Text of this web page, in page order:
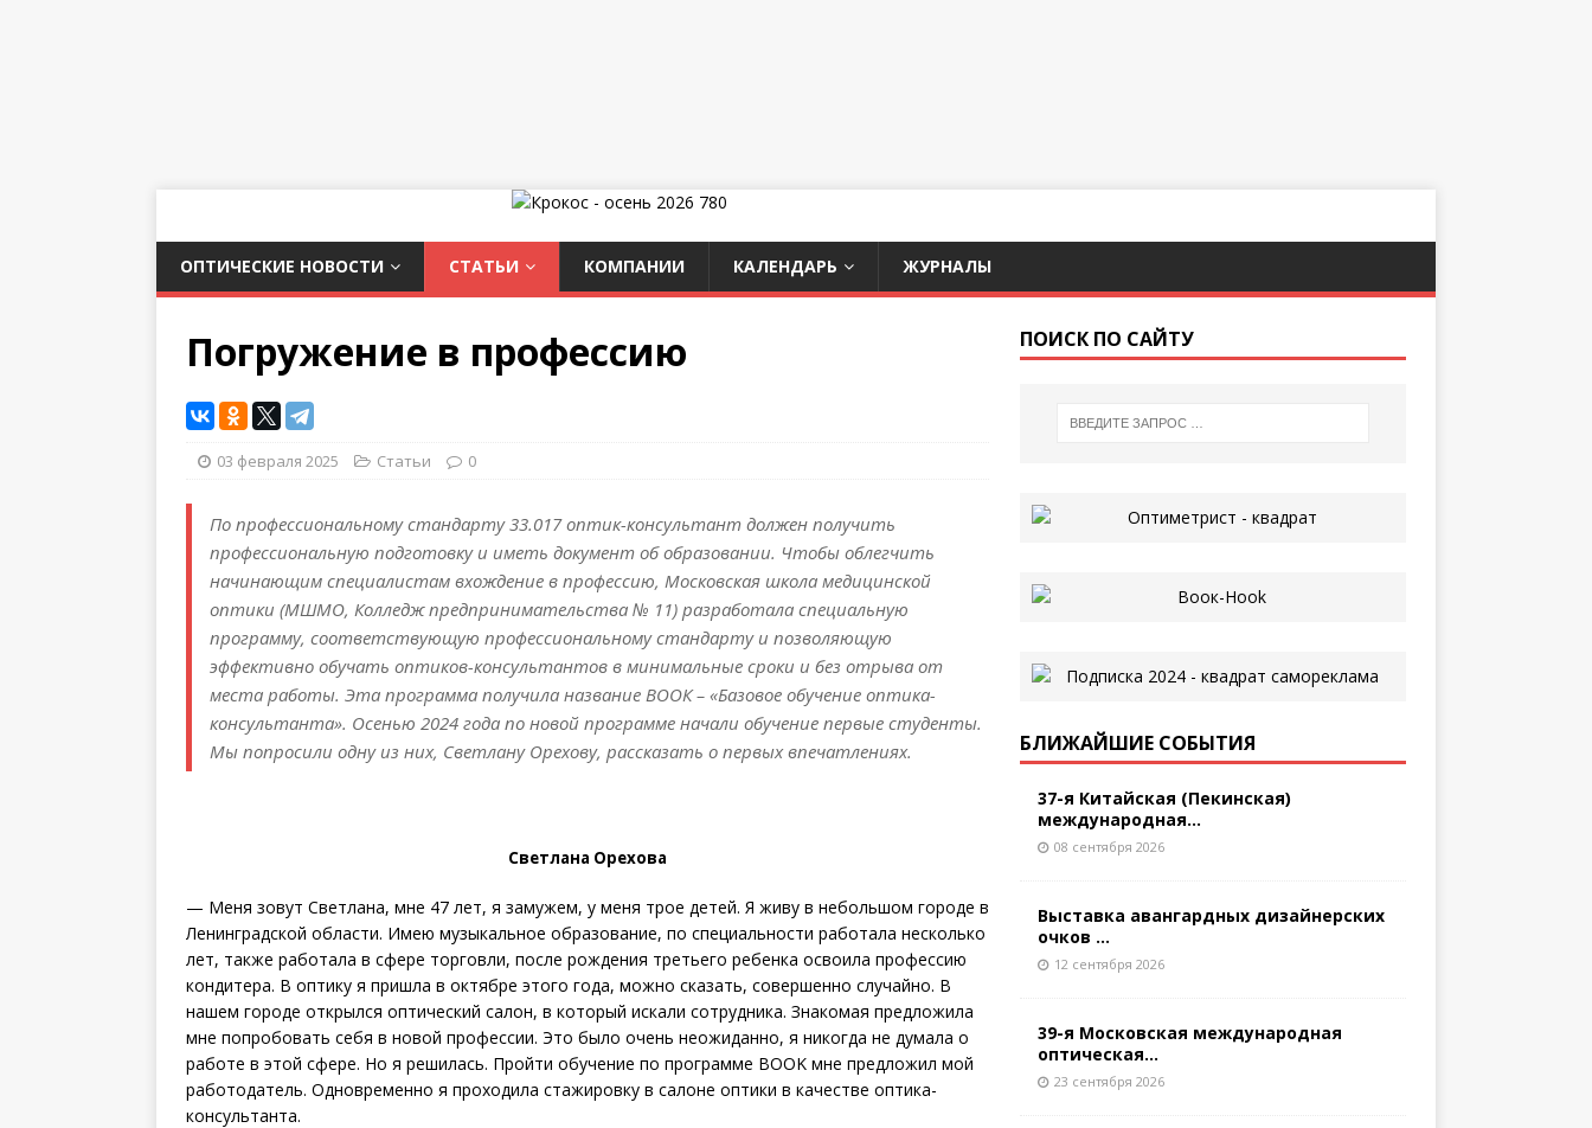
ОПТИЧЕСКИЕ НОВОСТИ СТАТЬИ КОМПАНИИ КАЛЕНДАРЬ ЖУРНАЛЫ
Погружение в профессию
03 февраля 2025 Статьи 0
По профессиональному стандарту 33.017 оптик-консультант должен получить
профессиональную подготовку и иметь документ об образовании. Чтобы облегчить
начинающим специалистам вхождение в профессию, Московская школа медицинской
оптики (МШМО, Колледж предпринимательства № 11) разработала специальную
программу, соответствующую профессиональному стандарту и позволяющую
эффективно обучать оптиков-консультантов в минимальные сроки и без отрыва от
места работы. Эта программа получила название ВООК – «Базовое обучение оптика-
консультанта». Осенью 2024 года по новой программе начали обучение первые студенты.
Мы попросили одну из них, Светлану Орехову, рассказать о первых впечатлениях.
Светлана Орехова
— Меня зовут Светлана, мне 47 лет, я замужем, у меня трое детей. Я живу в небольшом городе в
Ленинградской области. Имею музыкальное образование, по специальности работала несколько
лет, также работала в сфере торговли, после рождения третьего ребенка освоила профессию
кондитера. В оптику я пришла в октябре этого года, можно сказать, совершенно случайно. В
нашем городе открылся оптический салон, в который искали сотрудника. Знакомая предложила
мне попробовать себя в новой профессии. Это было очень неожиданно, я никогда не думала о
работе в этой сфере. Но я решилась. Пройти обучение по программе BOOK мне предложил мой
работодатель. Одновременно я проходила стажировку в салоне оптики в качестве оптика-
консультанта.
ПОИСК ПО САЙТУ
БЛИЖАЙШИЕ СОБЫТИЯ
37-я Китайская (Пекинская)
международная...
08 сентября 2026
Выставка авангардных дизайнерских
очков ...
12 сентября 2026
39-я Московская международная
оптическая...
23 сентября 2026